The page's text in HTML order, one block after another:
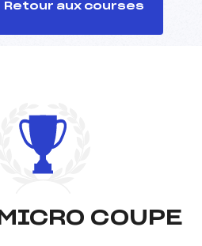
Retour aux courses
MICRO COUPE